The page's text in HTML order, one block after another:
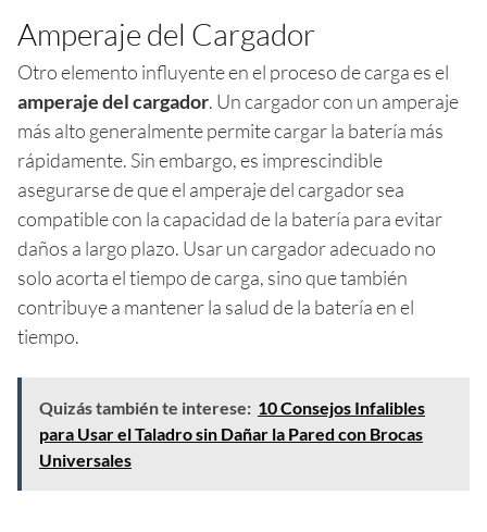
Amperaje del Cargador
Otro elemento influyente en el proceso de carga es el
amperaje del cargador. Un cargador con un amperaje
más alto generalmente permite cargar la batería más
rápidamente. Sin embargo, es imprescindible
asegurarse de que el amperaje del cargador sea
compatible con la capacidad de la batería para evitar
daños a largo plazo. Usar un cargador adecuado no
solo acorta el tiempo de carga, sino que también
contribuye a mantener la salud de la batería en el
tiempo.
Quizás también te interese: 10 Consejos Infalibles
para Usar el Taladro sin Dañar la Pared con Brocas
Universales